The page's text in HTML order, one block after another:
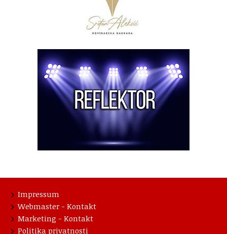
Impressum
Webmaster - Kontakt
Marketing - Kontakt
Politika privatnosti